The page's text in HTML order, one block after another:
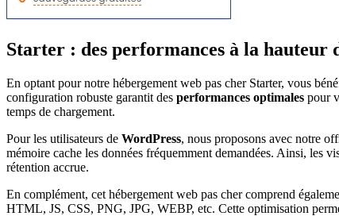
Starter : des performances à la hauteur
En optant pour notre hébergement web pas cher Starter, vous
configuration robuste garantit des performances optimales pour
temps de chargement.
Pour les utilisateurs de WordPress, nous proposons avec notre
mémoire cache les données fréquemment demandées. Ainsi, les
rétention accrue.
En complément, cet hébergement web pas cher comprend
HTML, JS, CSS, PNG, JPG, WEBP, etc. Cette optimisation